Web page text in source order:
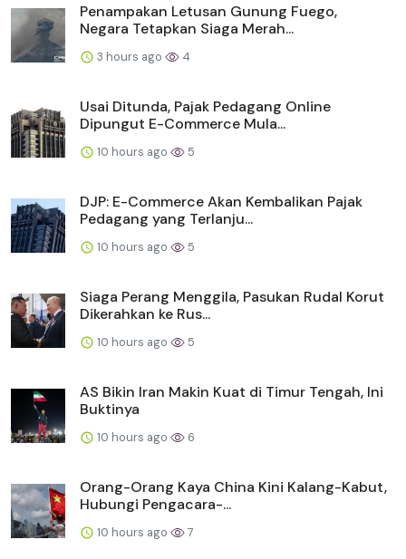
Penampakan Letusan Gunung Fuego,
Negara Tetapkan Siaga Merah...
3 hours ago 4
Usai Ditunda, Pajak Pedagang Online
Dipungut E-Commerce Mula...
10 hours ago 5
DJP: E-Commerce Akan Kembalikan Pajak
Pedagang yang Terlanju...
10 hours ago 5
Siaga Perang Menggila, Pasukan Rudal Korut
Dikerahkan ke Rus...
10 hours ago 5
AS Bikin Iran Makin Kuat di Timur Tengah, Ini
Buktinya
10 hours ago 6
Orang-Orang Kaya China Kini Kalang-Kabut,
Hubungi Pengacara-...
10 hours ago 7